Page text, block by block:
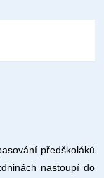
předškoláků
nastoupí do